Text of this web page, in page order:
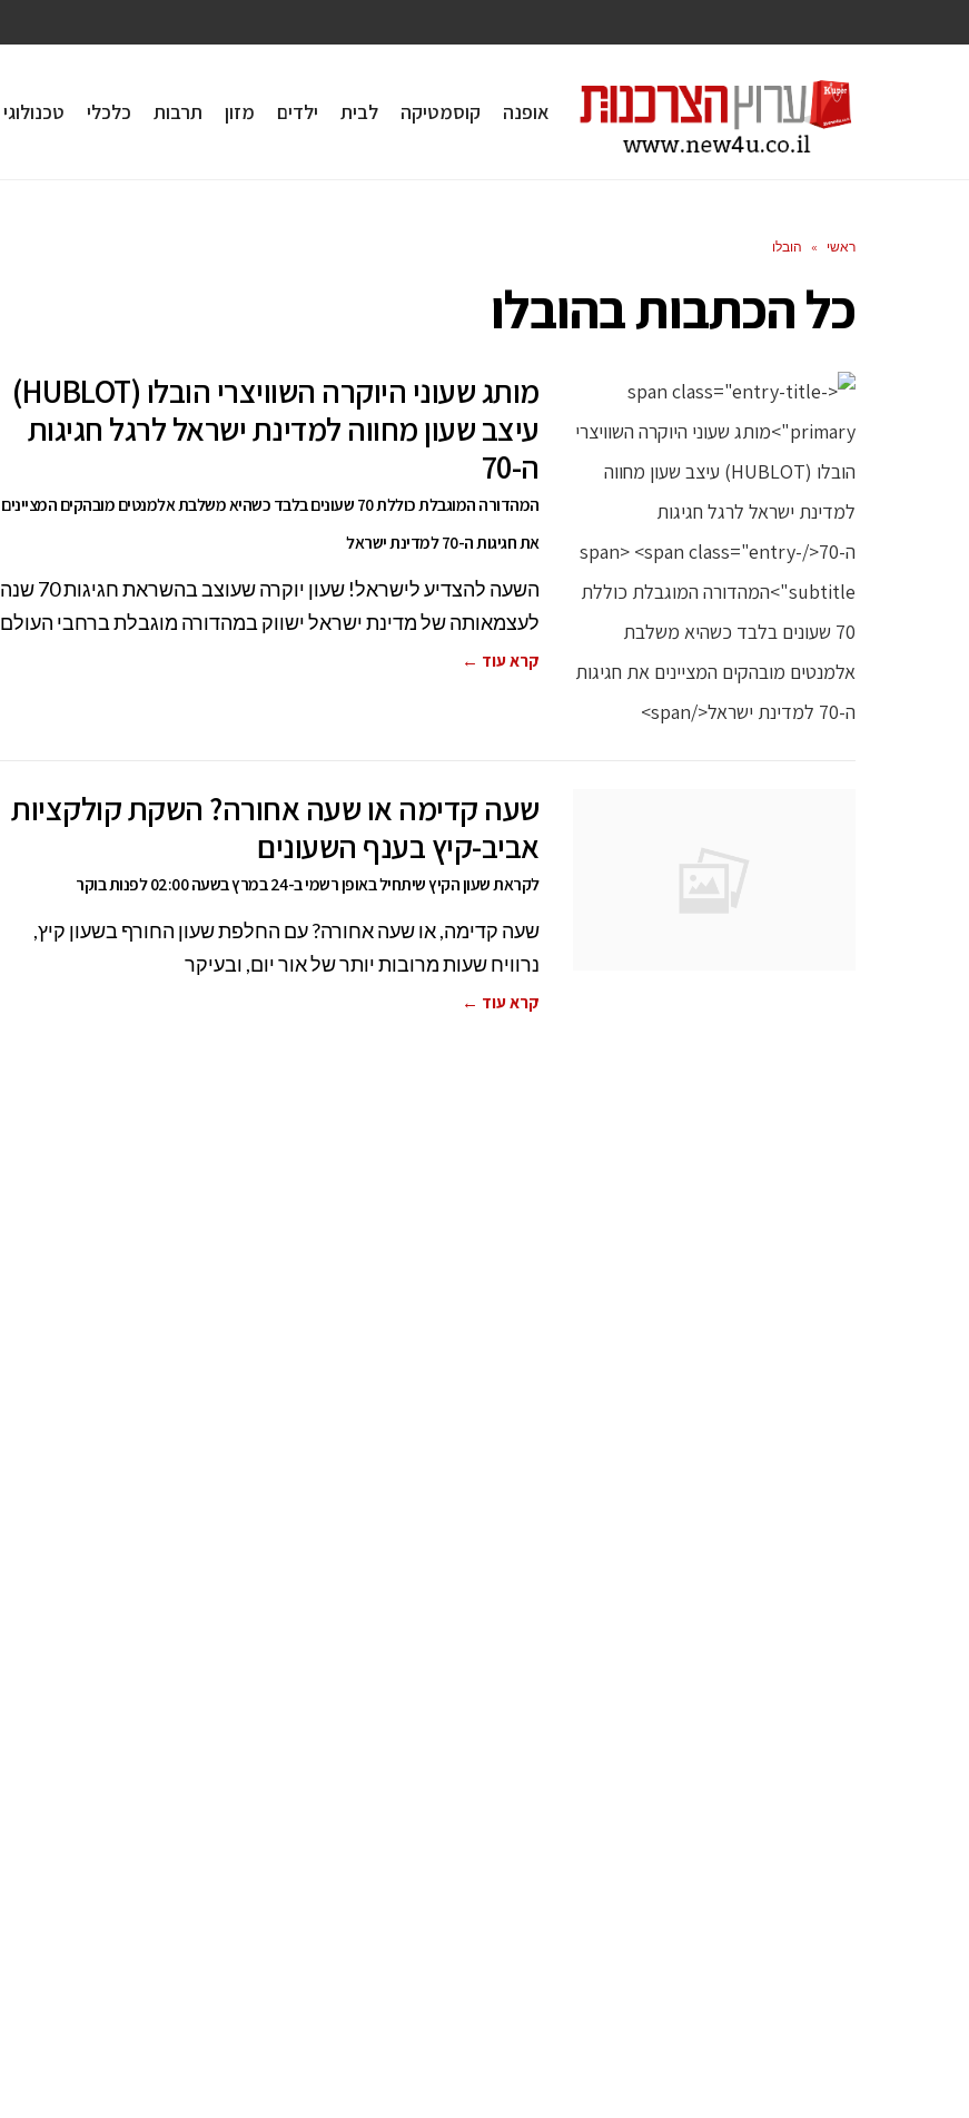
אופנה קוסמטיקה לבית ילדים מזון תרבות כלכלי טכנולוגי
ראשי » הובלו
כל הכתבות בהובלו
מותג שעוני היוקרה השוויצרי הובלו (HUBLOT)
עיצב שעון מחווה למדינת ישראל לרגל חגיגות
ה-70
המהדורה המוגבלת כוללת 70 שעונים בלבד כשהיא משלבת אלמנטים מובהקים המציינים
את חגיגות ה-70 למדינת ישראל
השעה להצדיע לישראל! שעון יוקרה שעוצב בהשראת חגיגות 70 שנה
לעצמאותה של מדינת ישראל ישווק במהדורה מוגבלת ברחבי העולם
קרא עוד ←
שעה קדימה או שעה אחורה? השקת קולקציות
אביב-קיץ בענף השעונים
לקראת שעון הקיץ שיתחיל באופן רשמי ב-24 במרץ בשעה 02:00 לפנות בוקר
שעה קדימה, או שעה אחורה? עם החלפת שעון החורף בשעון קיץ,
נרוויח שעות מרובות יותר של אור יום, ובעיקר
קרא עוד ←